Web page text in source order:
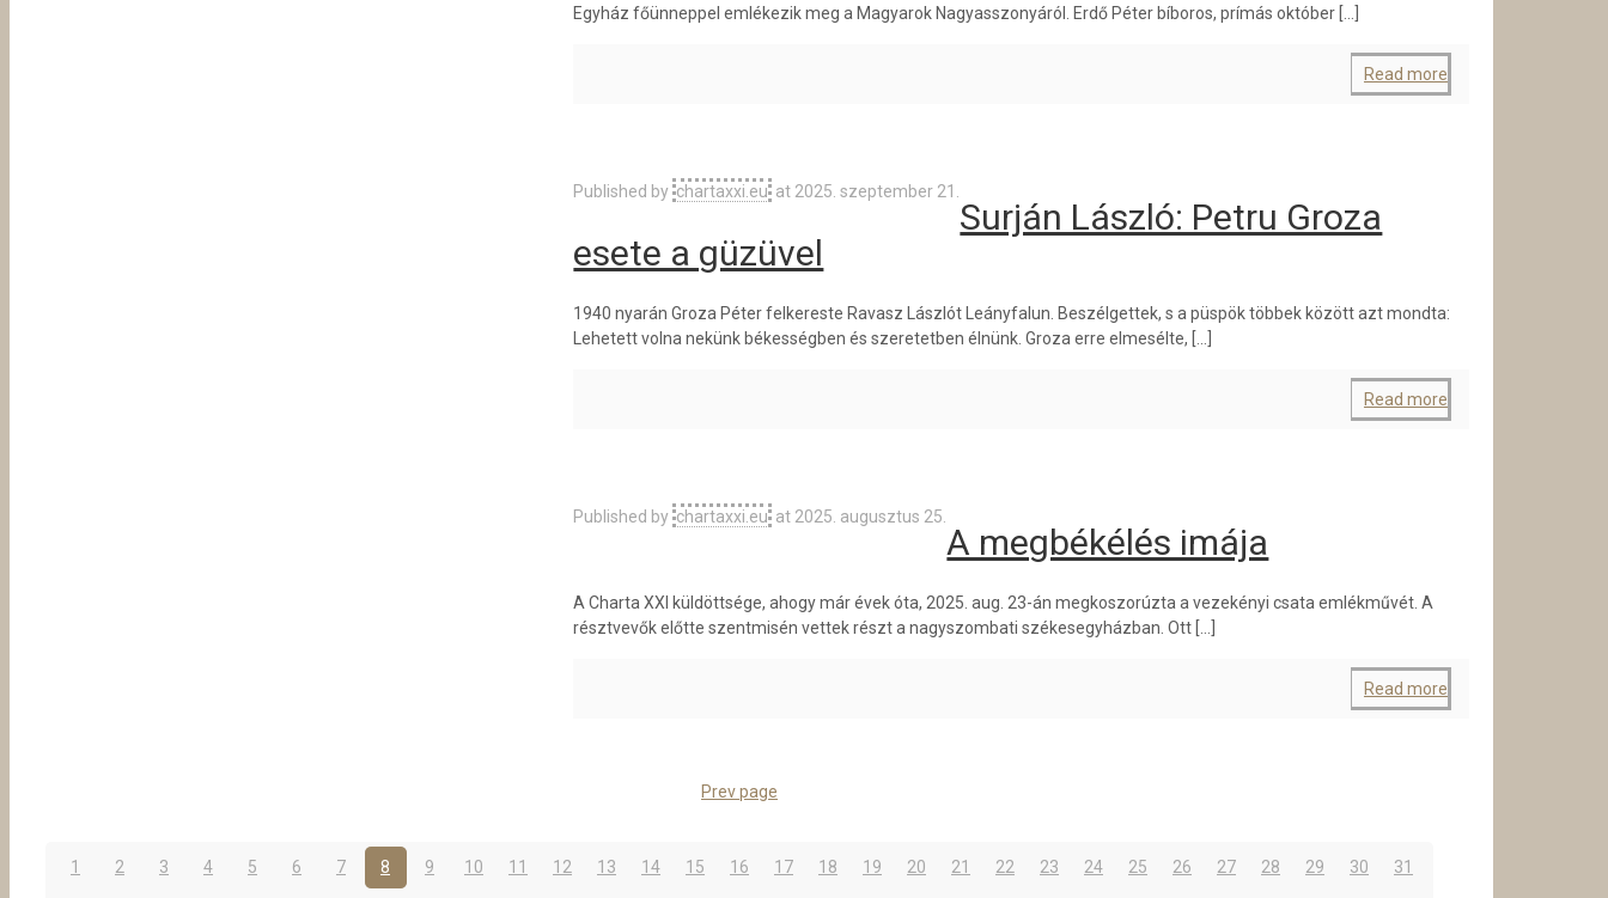
Egyház főünneppel emlékezik meg a Magyarok Nagyasszonyáról. Erdő Péter bíboros, prímás október […]
Read more
Published by chartaxxi.eu at 2025. szeptember 21.
Surján László: Petru Groza
esete a güzüvel
1940 nyarán Groza Péter felkereste Ravasz Lászlót Leányfalun. Beszélgettek, s a püspök többek között azt mondta:
Lehetett volna nekünk békességben és szeretetben élnünk. Groza erre elmesélte, […]
Read more
Published by chartaxxi.eu at 2025. augusztus 25.
A megbékélés imája
A Charta XXI küldöttsége, ahogy már évek óta, 2025. aug. 23-án megkoszorúzta a vezekényi csata emlékművét. A
résztvevők előtte szentmisén vettek részt a nagyszombati székesegyházban. Ott
Read more
Prev page
1 2 3 4 5 6 7 8 9 10 11 12 13 14 15 16 17 18 19 20 21 22 23 24 25 26 27 28 29 30 31